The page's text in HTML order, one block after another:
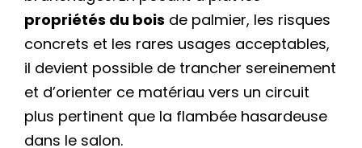
propriétés du bois de palmier, les risques
concrets et les rares usages acceptables,
il devient possible de trancher sereinement
et d’orienter ce matériau vers un circuit
plus pertinent que la flambée hasardeuse
dans le salon.